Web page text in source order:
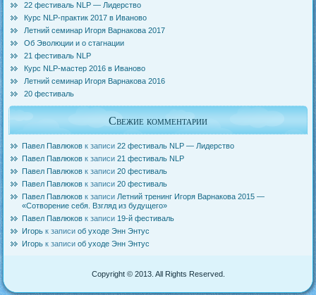
22 фестиваль NLP — Лидерство
Курс NLP-практик 2017 в Иваново
Летний семинар Игоря Варнакова 2017
Об Эволюции и о стагнации
21 фестиваль NLP
Курс NLP-мастер 2016 в Иваново
Летний семинар Игоря Варнакова 2016
20 фестиваль
Свежие комментарии
Павел Павлюков к записи22 фестиваль NLP — Лидерство
Павел Павлюков к записи21 фестиваль NLP
Павел Павлюков к записи20 фестиваль
Павел Павлюков к записи20 фестиваль
Павел Павлюков к записиЛетний тренинг Игоря Варнакова 2015 —
«Сотворение себя. Взгляд из будущего»
Павел Павлюков к записи19-й фестиваль
Игорь к записиоб уходе Энн Энтус
Игорь к записиоб уходе Энн Энтус
Copyright © 2013. All Rights Reserved.